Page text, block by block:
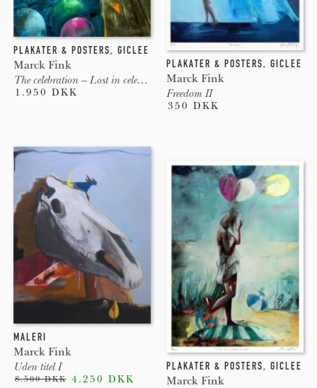
PLAKATER & POSTERS, GICLEE
Marck Fink
The celebration – Lost in celebration XV
1.950 DKK
PLAKATER & POSTERS, GICLEE
Marck Fink
Freedom II
350 DKK
MALERI
Marck Fink
Uden titel I
8.500 DKK 4.250 DKK
PLAKATER & POSTERS, GICLEE
Marck Fink